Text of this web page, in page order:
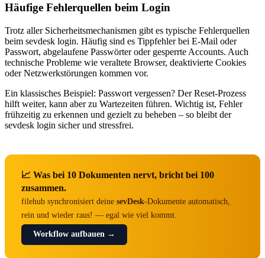
Häufige Fehlerquellen beim Login
Trotz aller Sicherheitsmechanismen gibt es typische Fehlerquellen
beim sevdesk login. Häufig sind es Tippfehler bei E-Mail oder
Passwort, abgelaufene Passwörter oder gesperrte Accounts. Auch
technische Probleme wie veraltete Browser, deaktivierte Cookies
oder Netzwerkstörungen kommen vor.
Ein klassisches Beispiel: Passwort vergessen? Der Reset-Prozess
hilft weiter, kann aber zu Wartezeiten führen. Wichtig ist, Fehler
frühzeitig zu erkennen und gezielt zu beheben – so bleibt der
sevdesk login sicher und stressfrei.
📈 Was bei 10 Dokumenten nervt, bricht bei 100
zusammen.
filehub synchronisiert deine sevDesk-Dokumente automatisch,
rein und wieder raus! — egal wie viel kommt.
Workflow aufbauen →